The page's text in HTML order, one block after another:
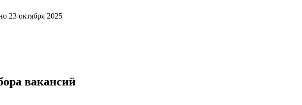
23 октября 2025
вакансий